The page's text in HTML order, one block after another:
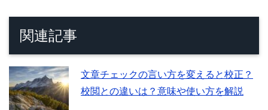
関連記事
文章チェックの言い方を変えると校正？
校閲との違いは？意味や使い方を解説